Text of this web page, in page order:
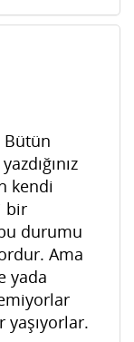
Bütün
kendi
bir
durumu
Ama
yada
yaşıyorlar.